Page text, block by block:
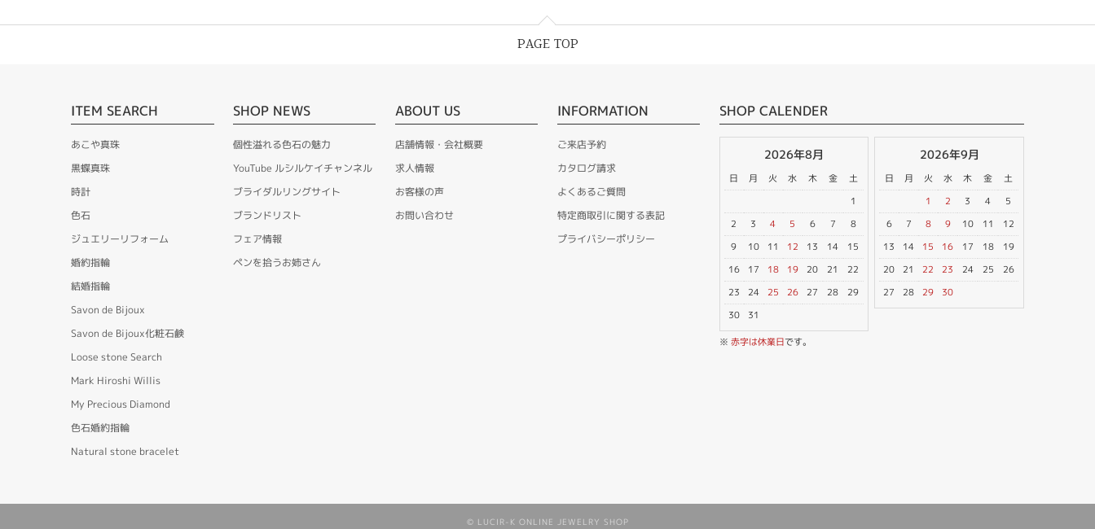
PAGE TOP
ITEM SEARCH
あこや真珠
黒蝶真珠
時計
色石
ジュエリーリフォーム
婚約指輪
結婚指輪
Savon de Bijoux
Savon de Bijoux化粧石鹸
Loose stone Search
Mark Hiroshi Willis
My Precious Diamond
色石婚約指輪
Natural stone bracelet
SHOP NEWS
個性溢れる色石の魅力
YouTube ルシルケイチャンネル
ブライダルリングサイト
ブランドリスト
フェア情報
ペンを拾うお姉さん
ABOUT US
店舗情報・会社概要
求人情報
お客様の声
お問い合わせ
INFORMATION
ご来店予約
カタログ請求
よくあるご質問
特定商取引に関する表記
プライバシーポリシー
SHOP CALENDER
2026年8月
日 月 火 水 木 金
土
1
2
3 4 5 6 7
8
9
10 11 12 13 14
15
16
17 18 19 20 21
22
23
24 25 26 27 28
29
30
31
2026年9月
日 月 火 水 木 金
土
1
2 3 4
5
6
7 8 9 10 11
12
13
14 15 16 17 18
19
20
21 22 23 24 25
26
27
28 29 30
※ 赤字は休業日です。
© LUCIR-K ONLINE JEWELRY SHOP